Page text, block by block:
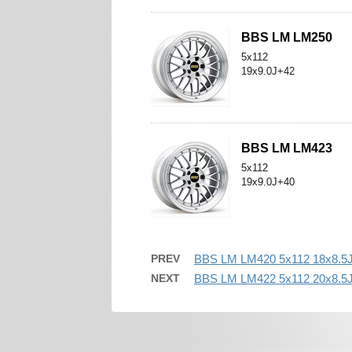
BBS LM LM250
5x112
19x9.0J+42
BBS LM LM423
5x112
19x9.0J+40
PREV BBS LM LM420 5x112
NEXT BBS LM LM422 5x112